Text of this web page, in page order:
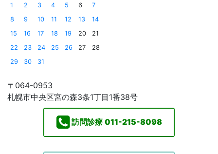
1
2 3 4 5 6
7
8
9 10 11 12 13
14
15
16 17 18 19 20
21
22
23 24 25 26 27
28
29
30 31
〒064-0953
札幌市中央区宮の森3条1丁目1番38号
訪問診療 011-215-8098